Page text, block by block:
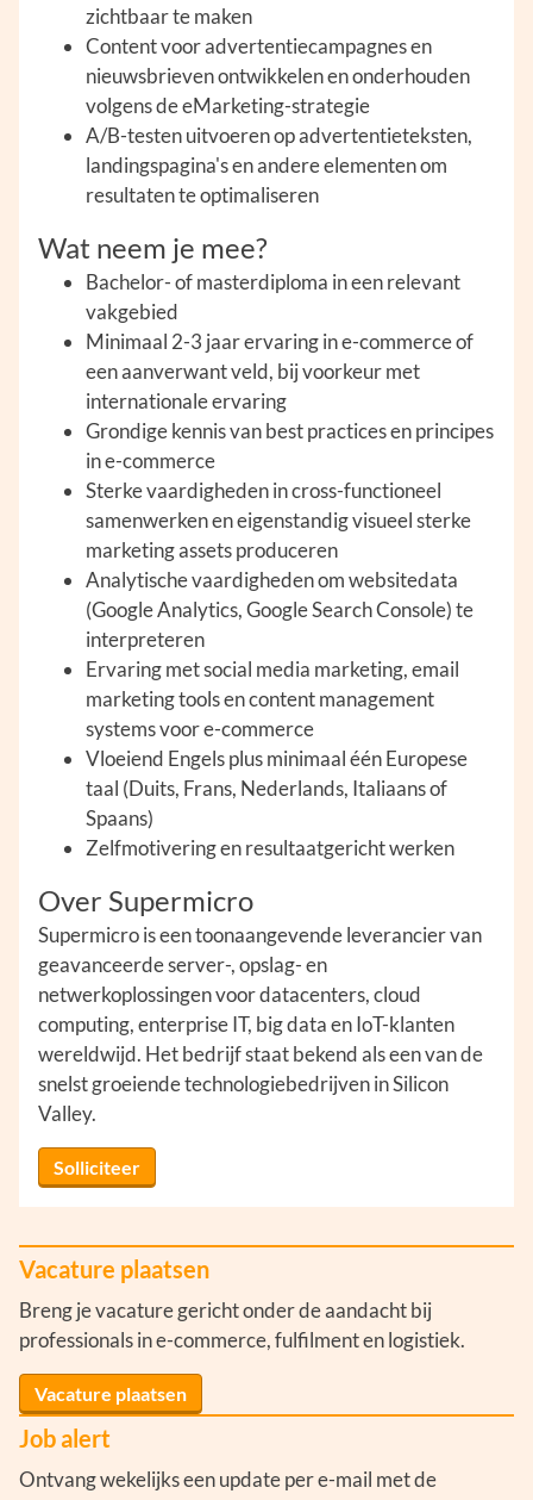
zichtbaar te maken
Content voor advertentiecampagnes en
nieuwsbrieven ontwikkelen en onderhouden
volgens de eMarketing-strategie
A/B-testen uitvoeren op advertentieteksten,
landingspagina's en andere elementen om
resultaten te optimaliseren
Wat neem je mee?
Bachelor- of masterdiploma in een relevant
vakgebied
Minimaal 2-3 jaar ervaring in e-commerce of
een aanverwant veld, bij voorkeur met
internationale ervaring
Grondige kennis van best practices en principes
in e-commerce
Sterke vaardigheden in cross-functioneel
samenwerken en eigenstandig visueel sterke
marketing assets produceren
Analytische vaardigheden om websitedata
(Google Analytics, Google Search Console) te
interpreteren
Ervaring met social media marketing, email
marketing tools en content management
systems voor e-commerce
Vloeiend Engels plus minimaal één Europese
taal (Duits, Frans, Nederlands, Italiaans of
Spaans)
Zelfmotivering en resultaatgericht werken
Over Supermicro
Supermicro is een toonaangevende leverancier van
geavanceerde server-, opslag- en
netwerkoplossingen voor datacenters, cloud
computing, enterprise IT, big data en IoT-klanten
wereldwijd. Het bedrijf staat bekend als een van de
snelst groeiende technologiebedrijven in Silicon
Valley.
Solliciteer
Vacature plaatsen
Breng je vacature gericht onder de aandacht bij
professionals in e-commerce, fulfilment en logistiek.
Vacature plaatsen
Job alert
Ontvang wekelijks een update per e-mail met de